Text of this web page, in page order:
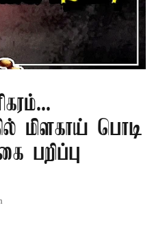
மிளகாய் பொடி
பறிப்பு